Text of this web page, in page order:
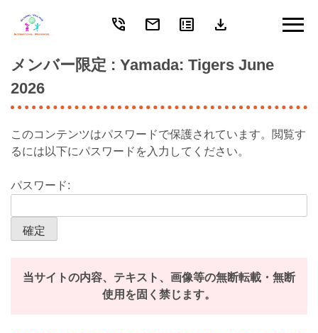
Skip
content
phone_in_talk mail breaking_news download
メンバー限定 : Yamada: Tigers June
2026
このコンテンツはパスワードで保護されています。閲覧す
るには以下にパスワードを入力してください。
パスワード:
当サイトの内容、テキスト、画像等の無断転載・無断
使用を固く禁じます。